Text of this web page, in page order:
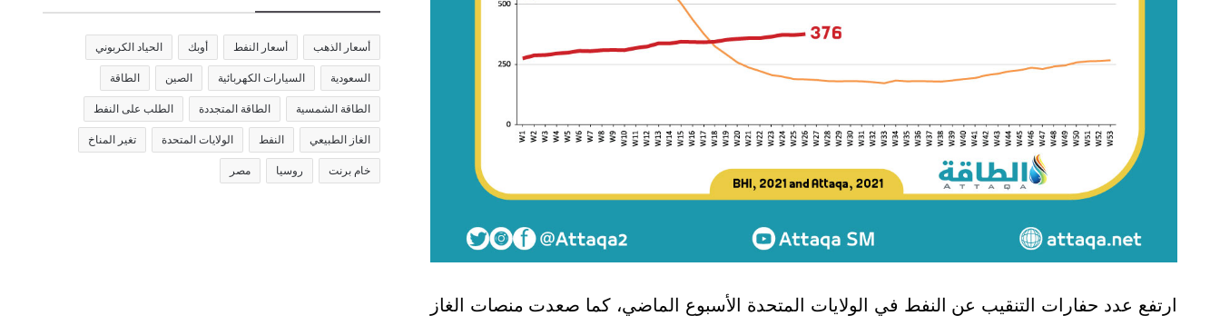
ارتفع عدد حفارات التنقيب عن النفط في الولايات المتحدة الأسبوع الماضي، كما صعدت منصات الغاز
أسعار الذهب أسعار النفط أوبك الحياد الكربوني
السعودية السيارات الكهربائية الصين الطاقة
الطاقة الشمسية الطاقة المتجددة الطلب على النفط
الغاز الطبيعي النفط الولايات المتحدة تغير المناخ
خام برنت روسيا مصر